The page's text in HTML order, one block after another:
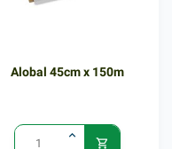
prílohy rôzneho druhu, ktoré
plastový box je ľahký a
našej ponuke nájdete ďalšie
Alobal 45cm x 150m